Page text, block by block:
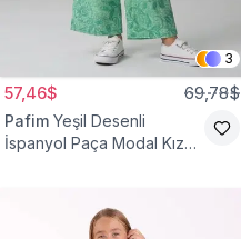
3
57,46$ 69,78$
Pafim Yeşil Desenli
İspanyol Paça Modal Kız